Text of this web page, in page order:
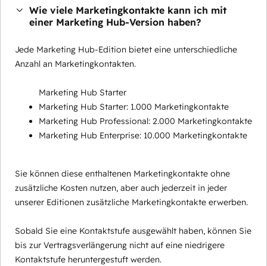
Wie viele Marketingkontakte kann ich mit
einer Marketing Hub-Version haben?
Jede Marketing Hub-Edition bietet eine unterschiedliche
Anzahl an Marketingkontakten.
Marketing Hub Starter
Marketing Hub Starter: 1.000 Marketingkontakte
Marketing Hub Professional: 2.000 Marketingkontakte
Marketing Hub Enterprise: 10.000 Marketingkontakte
Sie können diese enthaltenen Marketingkontakte ohne
zusätzliche Kosten nutzen, aber auch jederzeit in jeder
unserer Editionen zusätzliche Marketingkontakte erwerben.
Sobald Sie eine Kontaktstufe ausgewählt haben, können Sie
bis zur Vertragsverlängerung nicht auf eine niedrigere
Kontaktstufe heruntergestuft werden.